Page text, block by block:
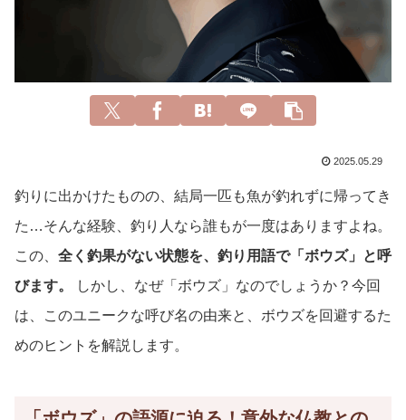
2025.05.29
釣りに出かけたものの、結局一匹も魚が釣れずに帰ってき
た…そんな経験、釣り人なら誰もが一度はありますよね。
この、 全く釣果がない状態を、釣り用語で「ボウズ」と呼
びます。
しかし、なぜ「ボウズ」なのでしょうか？今回
は、このユニークな呼び名の由来と、ボウズを回避するた
めのヒントを解説します。